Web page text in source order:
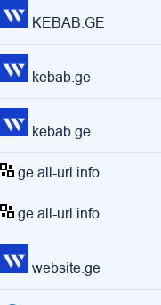
KEBAB.GE
kebab.ge
kebab.ge
ge.all-url.info
ge.all-url.info
website.ge